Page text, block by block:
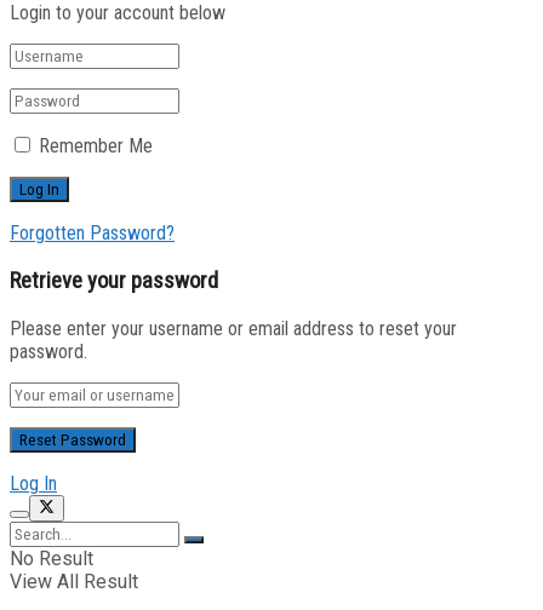
Login to your account below
Remember Me
Forgotten Password?
Retrieve your password
Please enter your username or email address to reset your
password.
Log In
No Result
View All Result